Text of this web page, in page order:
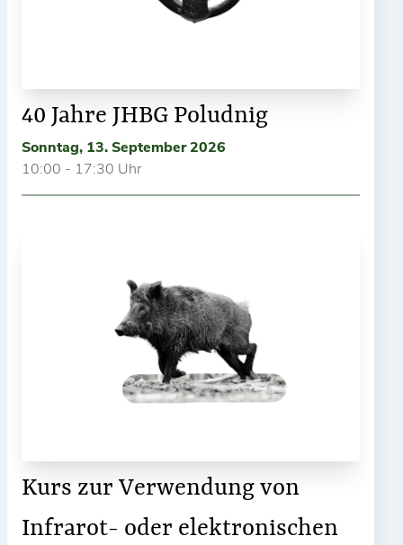
40 Jahre JHBG Poludnig
Sonntag, 13. September 2026
10:00 - 17:30 Uhr
Kurs zur Verwendung von
Infrarot- oder elektronischen